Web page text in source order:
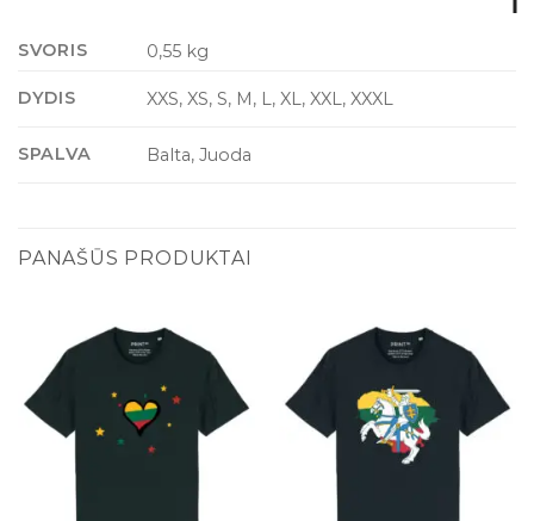
SVORIS 0,55 kg
DYDIS XXS, XS, S, M, L, XL, XXL, XXXL
SPALVA Balta, Juoda
PANAŠŪS PRODUKTAI